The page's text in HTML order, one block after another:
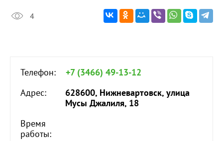
4
Телефон:
+7 (3466) 49-13-12
Адрес:
628600, Нижневартовск, улица
Мусы Джалиля, 18
Время
работы: